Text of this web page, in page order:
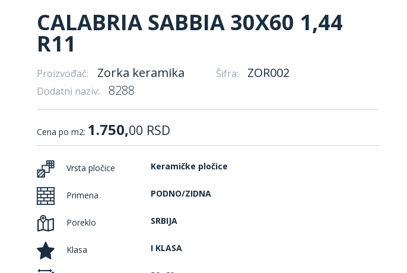
CALABRIA SABBIA 30X60 1,44
R11
Proizvođač: Zorka keramika Šifra: ZOR002
Dodatni naziv: 8288
Cena po m2: 1.750,00 RSD
Vrsta pločice Keramičke pločice
Primena PODNO/ZIDNA
Poreklo SRBIJA
Klasa I KLASA